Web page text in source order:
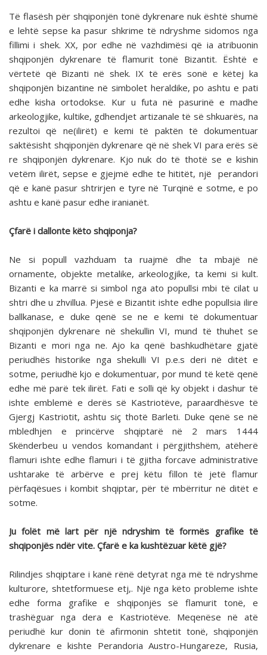
Të flasësh për shqiponjën tonë dykrenare nuk është shumë
e lehtë sepse ka pasur shkrime të ndryshme sidomos nga
fillimi i shek. XX, por edhe në vazhdimësi që ia atribuonin
shqiponjën dykrenare të flamurit tonë Bizantit. Është e
vërtetë që Bizanti në shek. IX të erës sonë e këtej ka
shqiponjën bizantine në simbolet heraldike, po ashtu e pati
edhe kisha ortodokse. Kur u futa në pasurinë e madhe
arkeologjike, kultike, gdhendjet artizanale të së shkuarës, na
rezultoi që ne(ilirët) e kemi të paktën të dokumentuar
saktësisht shqiponjën dykrenare që në shek VI para erës së
re shqiponjën dykrenare. Kjo nuk do të thotë se e kishin
vetëm ilirët, sepse e gjejmë edhe te hititët, një perandori
që e kanë pasur shtrirjen e tyre në Turqinë e sotme, e po
ashtu e kanë pasur edhe iranianët.
Çfarë i dallonte këto shqiponja?
Ne si popull vazhduam ta ruajmë dhe ta mbajë në
ornamente, objekte metalike, arkeologjike, ta kemi si kult.
Bizanti e ka marrë si simbol nga ato popullsi mbi të cilat u
shtri dhe u zhvillua. Pjesë e Bizantit ishte edhe popullsia ilire
ballkanase, e duke qenë se ne e kemi të dokumentuar
shqiponjën dykrenare në shekullin VI, mund të thuhet se
Bizanti e mori nga ne. Ajo ka qenë bashkudhëtare gjatë
periudhës historike nga shekulli VI p.e.s deri në ditët e
sotme, periudhë kjo e dokumentuar, por mund të ketë qenë
edhe më parë tek ilirët. Fati e solli që ky objekt i dashur të
ishte emblemë e derës së Kastriotëve, paraardhësve të
Gjergj Kastriotit, ashtu siç thotë Barleti. Duke qenë se në
mbledhjen e princërve shqiptarë në 2 mars 1444
Skënderbeu u vendos komandant i përgjithshëm, atëherë
flamuri ishte edhe flamuri i të gjitha forcave administrative
ushtarake të arbërve e prej këtu fillon të jetë flamur
përfaqësues i kombit shqiptar, për të mbërritur në ditët e
sotme.
Ju folët më lart për një ndryshim të formës grafike të
shqiponjës ndër vite. Çfarë e ka kushtëzuar këtë gjë?
Rilindjes shqiptare i kanë rënë detyrat nga më të ndryshme
kulturore, shtetformuese etj,. Një nga këto probleme ishte
edhe forma grafike e shqiponjës së flamurit tonë, e
trashëguar nga dera e Kastriotëve. Meqenëse në atë
periudhë kur donin të afirmonin shtetit tonë, shqiponjën
dykrenare e kishte Perandoria Austro-Hungareze, Rusia,